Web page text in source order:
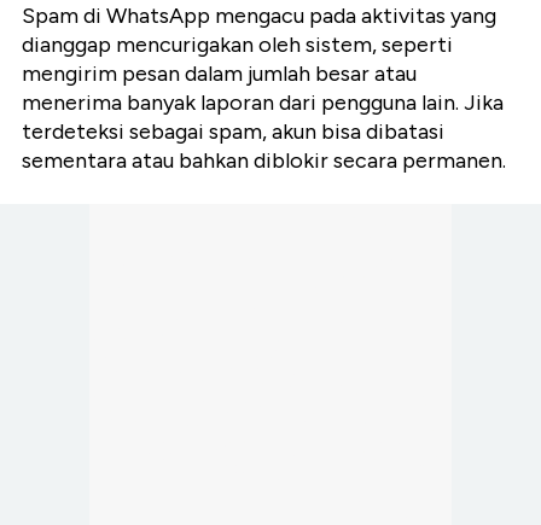
Spam di WhatsApp mengacu pada aktivitas yang
dianggap mencurigakan oleh sistem, seperti
mengirim pesan dalam jumlah besar atau
menerima banyak laporan dari pengguna lain. Jika
terdeteksi sebagai spam, akun bisa dibatasi
sementara atau bahkan diblokir secara permanen.